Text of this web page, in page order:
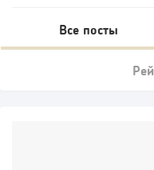
Все посты